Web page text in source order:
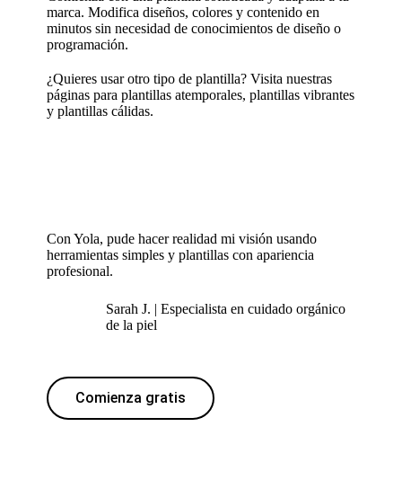
marca. Modifica diseños, colores y contenido en
minutos sin necesidad de conocimientos de diseño o
programación.
¿Quieres usar otro tipo de plantilla? Visita nuestras
páginas paraplantillas atemporales,plantillas vibrantes
yplantillas cálidas.
Con Yola, pude hacer realidad mi visión usando
herramientas simples y plantillas con apariencia
profesional.
Sarah J. | Especialista en cuidado orgánico
de la piel
Comienza gratis